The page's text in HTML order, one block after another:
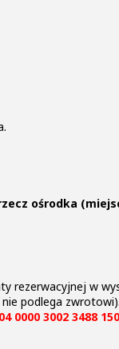
ośrodka
rezerwacyjnej w
podlega
0000 3002 3488